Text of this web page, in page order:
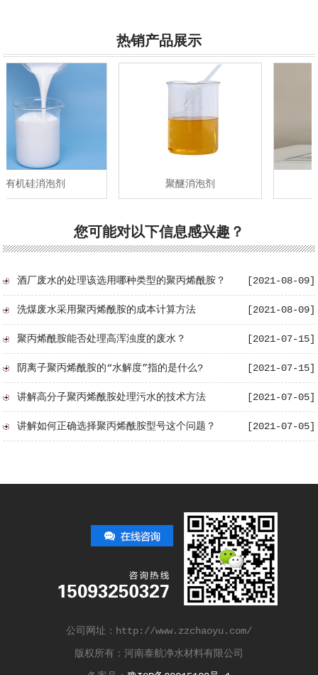
热销产品展示
机硅消泡剂 聚醚消泡剂
级聚合氯化铝 碱式氯化铝
您可能对以下信息感兴趣？
[2021-08-09]
酒厂废水的处理该选用哪种类型的聚丙烯酰胺？
[2021-08-09]
洗煤废水采用聚丙烯酰胺的成本计算方法
[2021-07-15]
聚丙烯酰胺能否处理高浑浊度的废水？
[2021-07-15]
阴离子聚丙烯酰胺的“水解度”指的是什么?
[2021-07-05]
讲解高分子聚丙烯酰胺处理污水的技术方法
[2021-07-05]
讲解如何正确选择聚丙烯酰胺型号这个问题？
公司网址：http://www.zzchaoyu.com/
版权所有：河南泰航净水材料有限公司